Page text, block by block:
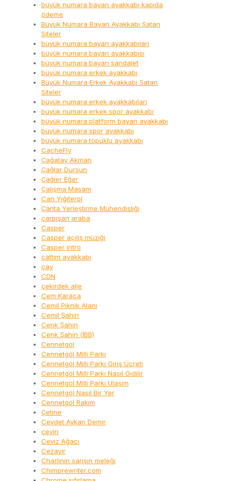
büyük numara bayan ayakkabı kapıda
ödeme
Büyük Numara Bayan Ayakkabı Satan
Siteler
büyük numara bayan ayakkabıları
büyük numara bayan ayakkabısı
büyük numara bayan sandalet
büyük numara erkek ayakkabı
Büyük Numara Erkek Ayakkabı Satan
Siteler
büyük numara erkek ayakkabıları
büyük numara erkek spor ayakkabı
büyük numara platform bayan ayakkabı
büyük numara spor ayakkabı
büyük numara topuklu ayakkabı
CacheFly
Çağatay Akman
Çağlar Dursun
Çağler Eğer
Çalışma Masam
Can Yiğiterol
Çanta Yerleştirme Mühendisliği
çarpışan araba
Casper
Casper açılış müziği
Casper intro
cattim ayakkabı
çay
CDN
çekirdek aile
Cem Karaca
Cemil Piknik Alanı
Cemil Şahin
Cenk Şahin
Cenk Şahin (İBB)
Cennetgöl
Cennetgöl Milli Parkı
Cennetgöl Milli Parkı Giriş Ücreti
Cennetgöl Milli Parkı Nasıl Gidilir
Cennetgöl Milli Parkı Ulaşım
Cennetgöl Nasıl Bir Yer
Cennetgöl Rakım
Çetine
Cevdet Aykan Demir
çeviri
Ceviz Ağacı
Cezayir
Charlinin sarışın meleği
Chimprewriter.com